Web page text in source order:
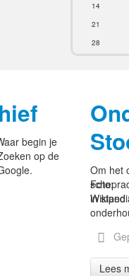
14
21
28
begin je
op de
Foto:
Om het
in stand
Lees